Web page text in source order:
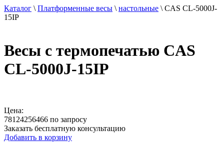
Каталог \ Платформенные весы \ настольные \ CAS CL-5000J-
15IP
Весы с термопечатью CAS
CL-5000J-15IP
Цена:
78124256466 по запросу
Заказать бесплатную консультацию
Добавить в корзину